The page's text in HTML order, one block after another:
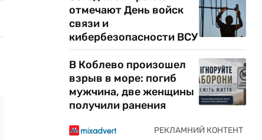
отмечают День войск
связи и
кибербезопасности ВСУ
В Коблево произошел
взрыв в море: погиб
мужчина, две женщины
получили ранения